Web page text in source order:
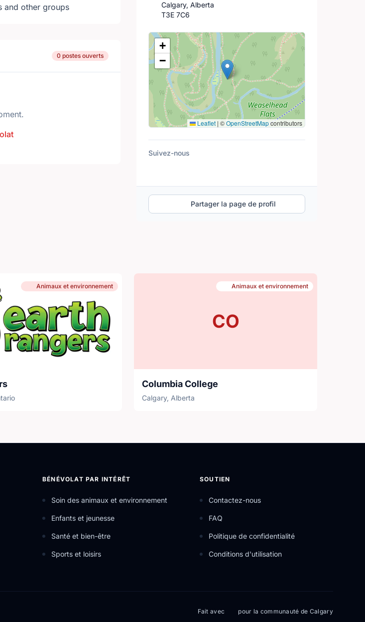
and other groups
0 postes ouverts
Calgary, Alberta
T3E 7C6
Lieu
+
−
Leaflet | ©OpenStreetMapcontributors
Suivez-nous
Partager la page de profil
Animaux et environnement
CO
Animaux et environnement
Columbia College
Calgary, Alberta
BÉNÉVOLAT PAR INTÉRÊT
Soin des animaux et environnement
Enfants et jeunesse
Santé et bien-être
Sports et loisirs
SOUTIEN
Contactez-nous
FAQ
Politique de confidentialité
Conditions d'utilisation
Fait avec pour la communauté de Calgary